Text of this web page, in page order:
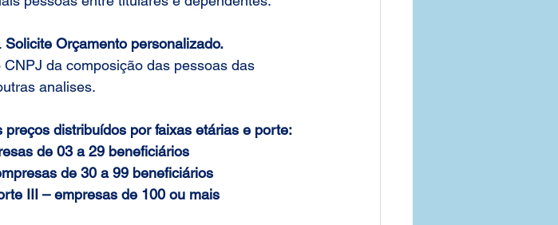
Solicite Orçamento personalizado.
da composição das pessoas das
analises.
distribuídos por faixas etárias e porte:
de 03 a 29 beneficiários
de 30 a 99 beneficiários
III – empresas de 100 ou mais